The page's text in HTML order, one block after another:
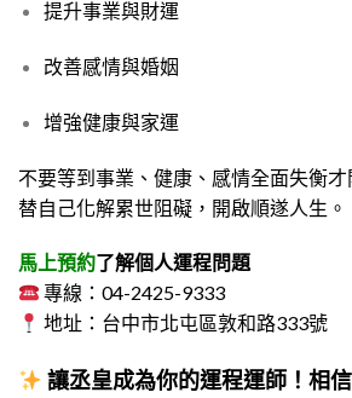
提升事業與財運
改善感情與婚姻
增強健康與家運
不要等到事業、健康、感情全面失衡才
替自己化解累世阻礙，開啟順遂人生。
馬上預約了解個人運程問題
專線：04-2425-9333
地址：台中市北屯區敦和路333號
讓丞皇成為你的運程運師！相